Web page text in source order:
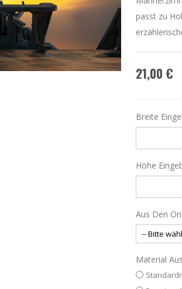
passt zu
21,00 €
Breite
Höhe
Aus Den
Material